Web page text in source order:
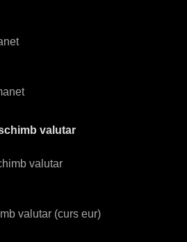
valutar
valutar
valutar (curs eur)